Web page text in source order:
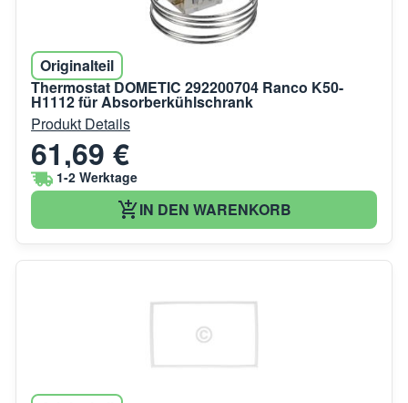
Originalteil
Thermostat DOMETIC 292200704 Ranco K50-
H1112 für Absorberkühlschrank
Produkt Details
61,69 €
1-2 Werktage
IN DEN WARENKORB